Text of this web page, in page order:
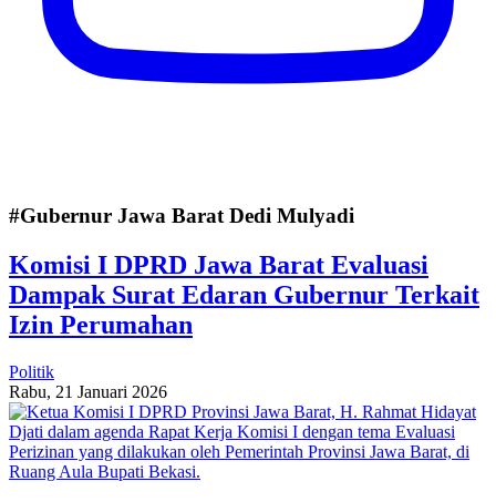
#Gubernur Jawa Barat Dedi Mulyadi
Komisi I DPRD Jawa Barat Evaluasi
Dampak Surat Edaran Gubernur Terkait
Izin Perumahan
Politik
Rabu, 21 Januari 2026